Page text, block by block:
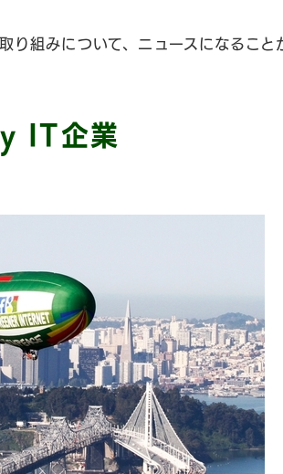
り組みについて、ニュースになること
IT企業